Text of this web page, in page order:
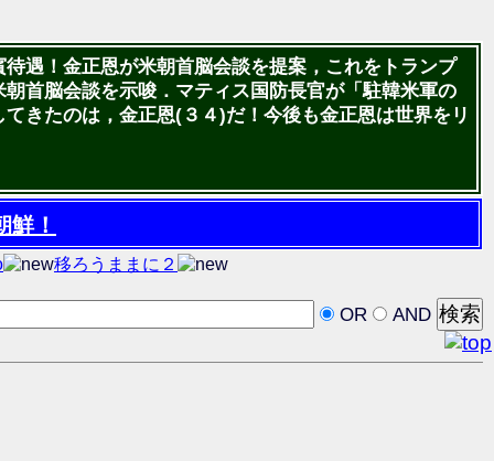
遇！金正恩が米朝首脳会談を提案，これをトランプ
首脳会談を示唆．マティス国防長官が「駐韓米軍の
きたのは，金正恩(３４)だ！今後も金正恩は世界をリ
鮮！
移ろうままに２
OR AND